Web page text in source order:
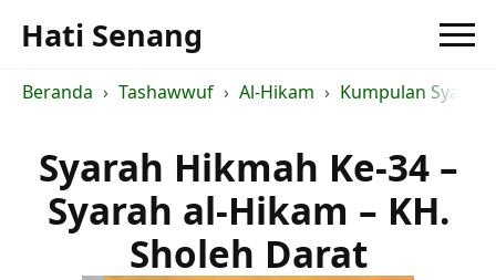
Hati Senang
Beranda Tashawwuf Al-Hikam Kumpulan Syarah
Syarah Hikmah Ke-34 –
Syarah al-Hikam – KH.
Sholeh Darat